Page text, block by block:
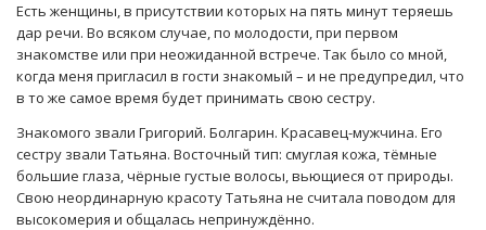
Есть женщины, в присутствии которых на пять минут теряешь
дар речи. Во всяком случае, по молодости, при первом
знакомстве или при неожиданной встрече. Так было со мной,
когда меня пригласил в гости знакомый – и не предупредил, что
в то же самое время будет принимать свою сестру.
Знакомого звали Григорий. Болгарин. Красавец-мужчина. Его
сестру звали Татьяна. Восточный тип: смуглая кожа, тёмные
большие глаза, чёрные густые волосы, вьющиеся от природы.
Свою неординарную красоту Татьяна не считала поводом для
высокомерия и общалась непринуждённо.